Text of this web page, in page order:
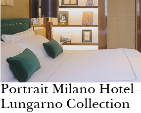
Portrait Milano Hotel -
Lungarno Collection